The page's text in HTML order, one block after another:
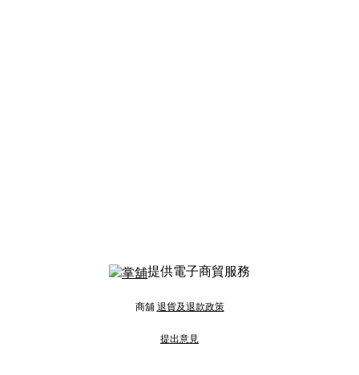
提供電子商貿服務
商舖 退貨及退款政策
提出意見